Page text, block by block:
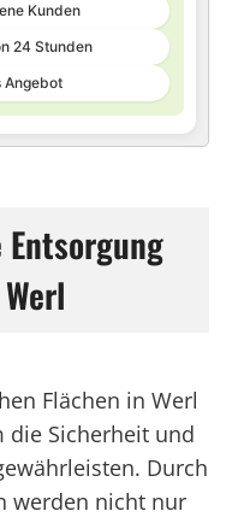
Kunden
24 Stunden
Angebot
Flächen in Werl
die Sicherheit und
Durch
werden nicht nur